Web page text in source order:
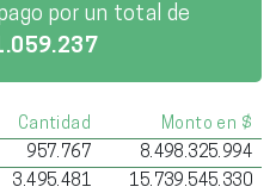
por un total de
Cantidad
Monto en $
957.767
8.498.325.994
3.495.481
15.739.545.330